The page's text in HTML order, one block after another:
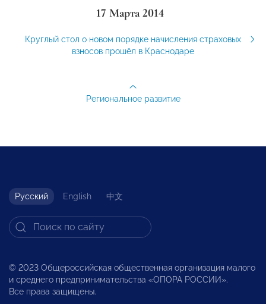
17 Марта 2014
Круглый стол о новом порядке начисления страховых
взносов прошёл в Краснодаре
Региональное развитие
Русский English 中文
© 2023 Общероссийская общественная организация малого
и среднего предпринимательства «ОПОРА РОССИИ».
Все права защищены.